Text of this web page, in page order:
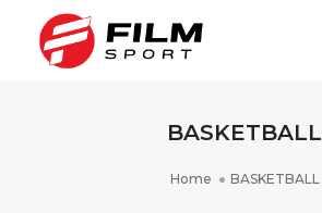
BASKETBALL
Home BASKETBALL